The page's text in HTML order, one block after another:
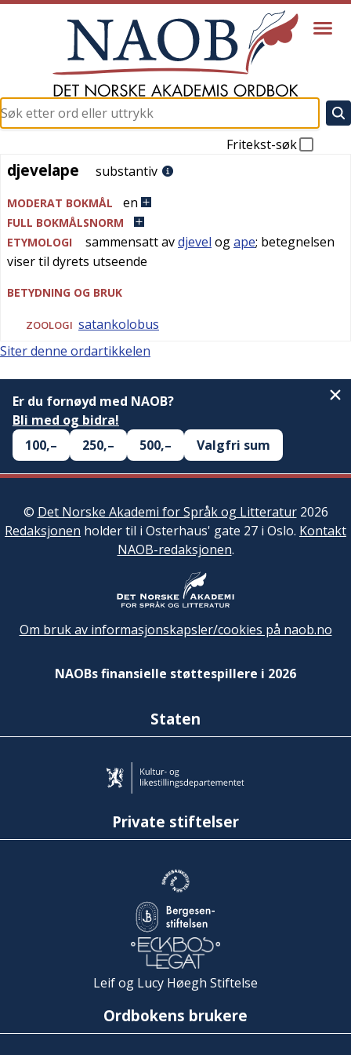
Fritekst-søk
djevelape
djevelape substantiv
MODERAT BOKMÅL en
FULL BOKMÅLSNORM
ETYMOLOGI
sammensatt avdjevel ogape; betegnelsen
viser til dyrets utseende
BETYDNING OG BRUK
ZOOLOGI satankolobus
Siter denne ordartikkelen
Er du fornøyd med NAOB?
Bli med og bidra!
100,–
250,– 500,– Valgfri sum
© Det Norske Akademi for Språk og Litteratur2026
Redaksjonen holder til i Osterhaus' gate 27 i Oslo. Kontakt
NAOB-redaksjonen.
Om bruk av informasjonskapsler/cookies på naob.no
NAOBs finansielle støttespillere i 2026
Staten
Private stiftelser
Leif og Lucy Høegh Stiftelse
Ordbokens brukere